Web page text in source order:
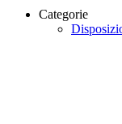
Categorie